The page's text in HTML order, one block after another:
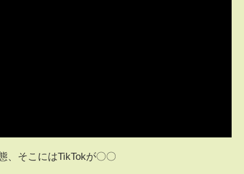
そこにはTikTokが〇〇